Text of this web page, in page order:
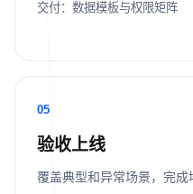
交付：数据模板与权限矩阵
05
验收上线
覆盖典型和异常场景，完成